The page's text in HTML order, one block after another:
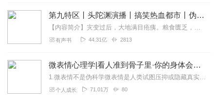
第九特区丨头陀渊演播丨搞笑热血都市丨伪戒丨VIP免费多人有声剧
【内容简介】灾变过后，大地满目疮痍。粮食匮乏，资源紧俏，局势混乱……一位从待规划区杀出来的青年，背对着漫天黄沙，孤身来到九区谋生，却不曾想偶然结识三五好友，一念...
有声书 44.31亿 2813
微表情心理学|看人准到骨子里·你的身体会说话
1.微表情不是伪科学微表情是人类试图压抑或隐藏真实情感时泄露的非常短暂的、不能自主控制的面部表情。你的面部表情告诉对方你心里的感受，而身体上的动作则显示你的感受...
个人成长 71.01万 80